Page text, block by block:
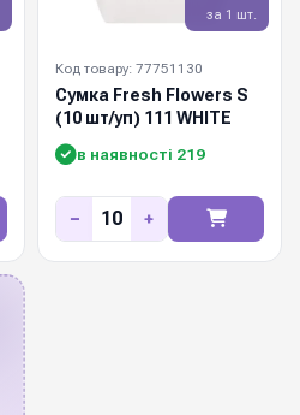
за 1 шт.
Код товару: 77751130
Сумка Fresh Flowers S
(10 шт/уп) 111 WHITE
в наявності 219
− +